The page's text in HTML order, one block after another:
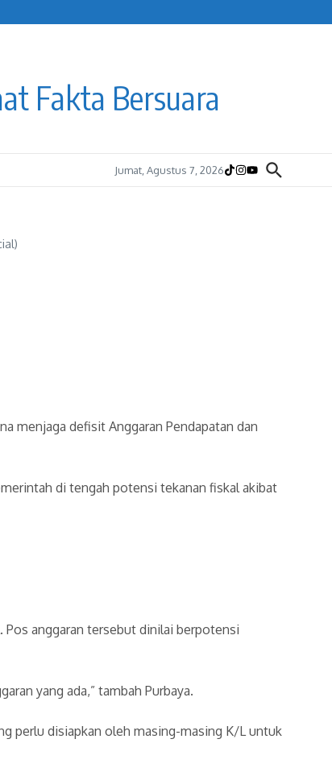
Fakta Bersuara
Jumat, Agustus 7, 2026
menjaga defisit Anggaran Pendapatan dan
di tengah potensi tekanan fiskal akibat
Pos anggaran tersebut dinilai berpotensi
yang ada,” tambah Purbaya.
perlu disiapkan oleh masing-masing K/L untuk